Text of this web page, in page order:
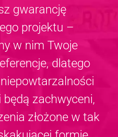
gwarancję
projektu –
w nim Twoje
dlatego
zachwyceni,
złożone w tak